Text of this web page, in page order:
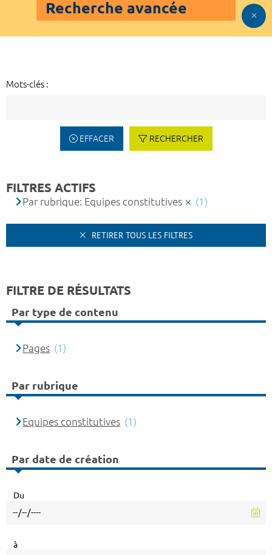
Recherche avancée
Mots-clés :
EFFACER RECHERCHER
FILTRES ACTIFS
Par rubrique: Equipes constitutives (1)
RETIRER TOUS LES FILTRES
FILTRE DE RÉSULTATS
Par type de contenu
Pages (1)
Par rubrique
Equipes constitutives (1)
Par date de création
Du
à